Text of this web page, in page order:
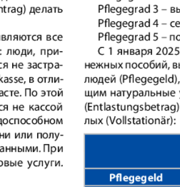
iDEAL
КП в Европе